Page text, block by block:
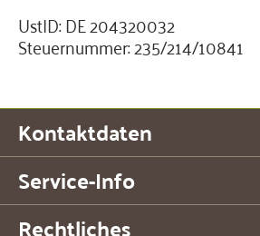
UstID: DE 204320032
Steuernummer: 235/214/10841
Kontaktdaten
Service-Info